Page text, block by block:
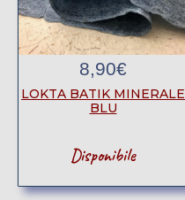
8,90€
LOKTA BATIK MINERALE
BLU
Disponibile